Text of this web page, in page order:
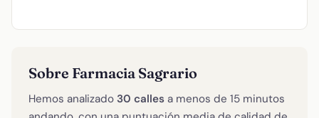
Sobre Farmacia Sagrario
Hemos analizado 30 calles a menos de 15 minutos